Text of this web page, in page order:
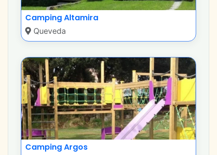
Camping Altamira
Queveda
Camping Argos